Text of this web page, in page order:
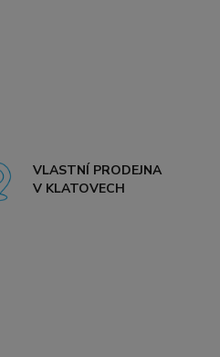
VLASTNÍ PRODEJNA
V KLATOVECH